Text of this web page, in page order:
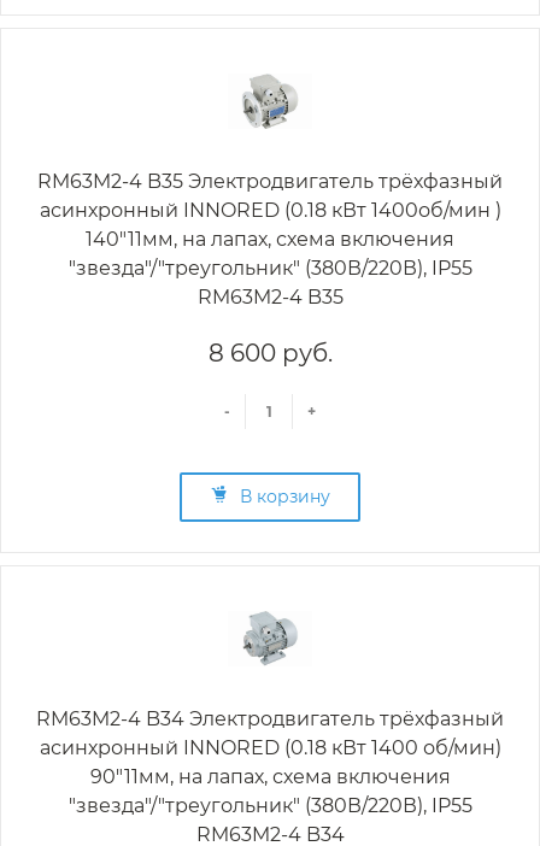
RM63M2-4 B35 Электродвигатель трёхфазный
асинхронный INNORED (0.18 кВт 1400об/мин )
140"11мм, на лапах, схема включения
"звезда"/"треугольник" (380В/220В), IP55
RM63M2-4 B35
8 600 руб.
- +
В корзину
RM63M2-4 B34 Электродвигатель трёхфазный
асинхронный INNORED (0.18 кВт 1400 об/мин)
90"11мм, на лапах, схема включения
"звезда"/"треугольник" (380В/220В), IP55
RM63M2-4 B34